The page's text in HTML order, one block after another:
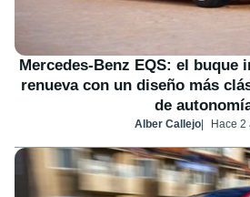
Mercedes-Benz EQS: el buque
renueva con un diseño más
de
Alber Callejo Hace 2